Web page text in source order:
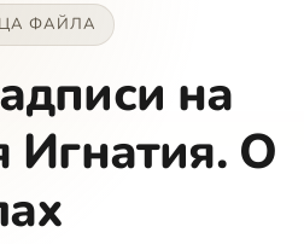
ФАЙЛА
на
Игнатия. О